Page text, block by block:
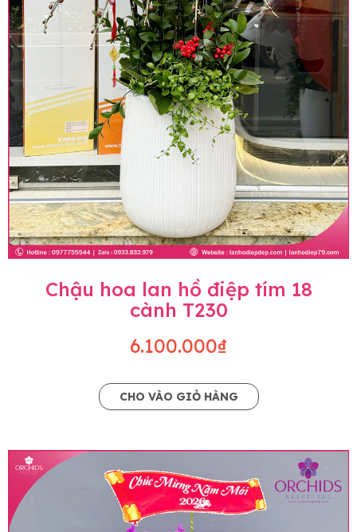
Chậu hoa lan hồ điệp tím 18
cành T230
6.100.000₫
CHO VÀO GIỎ HÀNG